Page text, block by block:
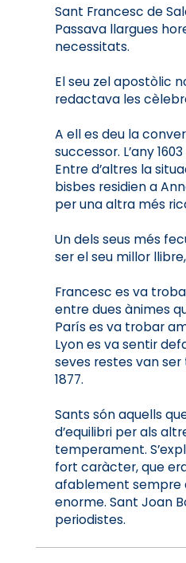
Sant Francesc de
Passava llargues
necessitats.
El seu zel apostòlic
redactava les
A ell es deu la
successor. L’any
Entre d’altres la
bisbes residien a
per una altra més
Un dels seus més
ser el seu millor
Francesc es va
entre dues ànimes
París es va trobar
Lyon es va sentir
seves restes van ser
1877.
Sants són aquells
d’equilibri per als
temperament.
fort caràcter, que
afablement sempre
enorme. Sant Joan
periodistes.